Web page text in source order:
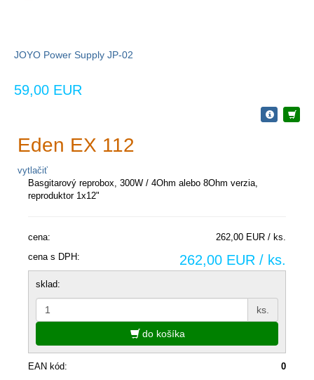
JOYO Power Supply JP-02
59,00 EUR
Eden EX 112
vytlačiť
Basgitarový reprobox, 300W / 4Ohm alebo 8Ohm verzia,
reproduktor 1x12"
cena:
262,00 EUR / ks.
cena s DPH:
262,00 EUR / ks.
sklad:
ks.
do košíka
EAN kód:
0